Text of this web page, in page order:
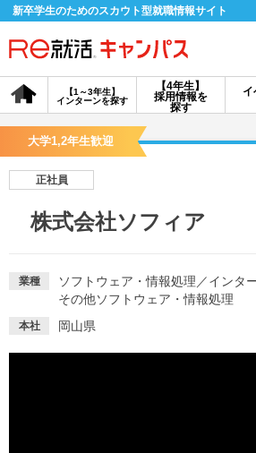
新卒学生のためのスカウト型就職情報サイト
【4年生】
採用情報を
探す
【1～3年生】
インターンを探す
イ
会員登録
探す
イベントを探す
大学1,2年生歓迎
正社員
株式会社ソフィア
業種 ソフトウェア・情報処理 ／インタ
その他ソフトウェア・情報処理
本社 岡山県